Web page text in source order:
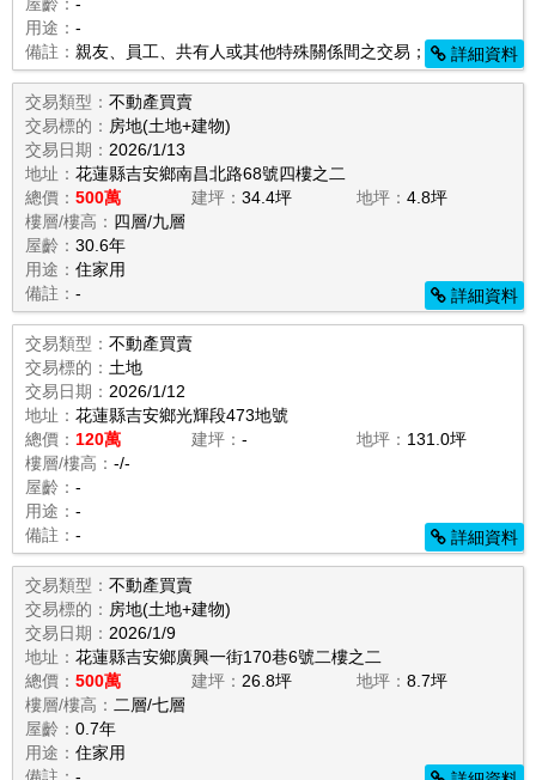
用途： -
備註： 親友、員工、共有人或其他特殊關係間之交易； 詳細資料
交易類型： 不動產買賣
交易標的： 房地(土地+建物)
交易日期： 2026/1/13
地址： 花蓮縣吉安鄉南昌北路68號四樓之二
總價： 500萬 建坪： 34.4坪 地坪：4.8坪
樓層/樓高： 四層/九層
屋齡： 30.6年
用途： 住家用
備註： - 詳細資料
交易類型： 不動產買賣
交易標的： 土地
交易日期： 2026/1/12
地址： 花蓮縣吉安鄉光輝段473地號
總價： 120萬 建坪： - 地坪： 131.0坪
樓層/樓高： -/-
屋齡： -
用途： -
備註： - 詳細資料
交易類型： 不動產買賣
交易標的： 房地(土地+建物)
交易日期： 2026/1/9
地址： 花蓮縣吉安鄉廣興一街170巷6號二樓之二
總價： 500萬 建坪： 26.8坪 地坪：8.7坪
樓層/樓高： 二層/七層
屋齡： 0.7年
用途： 住家用